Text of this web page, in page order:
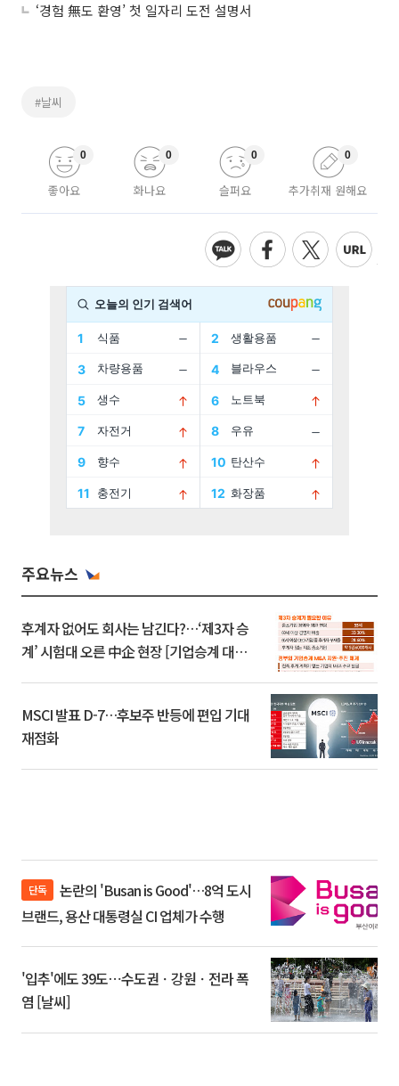
‘경험 無도 환영’ 첫 일자리 도전 설명서
#날씨
좋아요
0
화나요
0
슬퍼요
0
추가취재 원해요
0
주요뉴스
후계자 없어도 회사는 남긴다?…‘제3자 승
계’ 시험대 오른 中企 현장 [기업승계 대전
MSCI 발표 D-7…후보주 반등에 편입 기대
재점화
단독
브랜드, 용산 대통령실 CI 업체가 수행
'입추'에도 39도⋯수도권ㆍ강원ㆍ전라 폭
염 [날씨]